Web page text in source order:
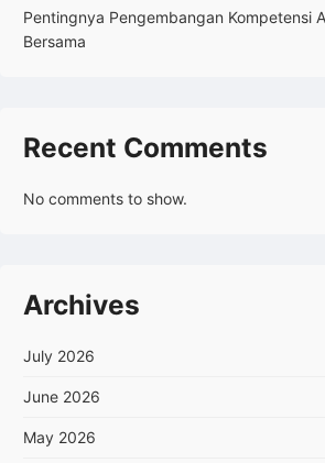
Pentingnya Pengembangan Kompetensi
Bersama
Recent Comments
No comments to show.
Archives
July 2026
June 2026
May 2026